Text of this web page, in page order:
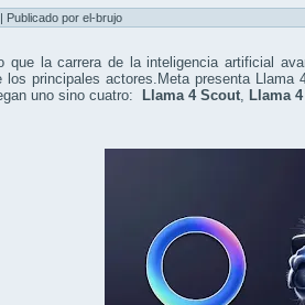
Publicado por el-brujo
que la carrera de la inteligencia artificial
los principales actores.Meta presenta
uno sino cuatro:
Llama 4 Scout Llama